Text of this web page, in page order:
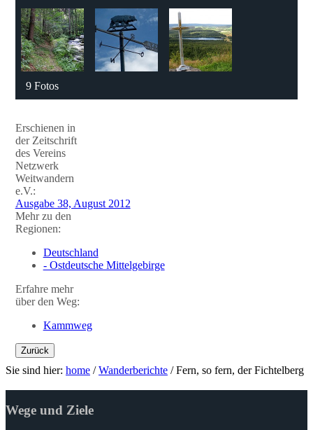
9 Fotos
Erschienen in
der Zeitschrift
des Vereins
Netzwerk
Weitwandern
e.V.:
Ausgabe 38, August 2012
Mehr zu den
Regionen:
Deutschland
- Ostdeutsche Mittelgebirge
Erfahre mehr
über den Weg:
Kammweg
Zurück
Sie sind hier: home /Wanderberichte /Fern, so fern, der Fichtelberg
Wege und Ziele